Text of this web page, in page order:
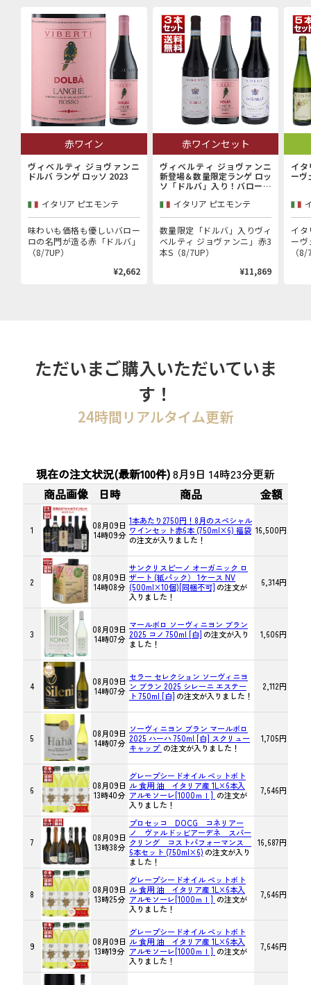
赤ワイン
ヴィベルティ ジョヴァンニ
ドルバ ランゲ ロッソ 2023
イタリア ピエモンテ
味わいも価格も優しいバロー
ロの名門が造る赤「ドルバ」
（8/7UP）
¥2,662
赤ワインセット
ヴィベルティ ジョヴァンニ
新登場＆数量限定ランゲ ロッ
ソ「ドルバ」入り！バローロ
産者「ヴィベルティ ジョヴァ
ンニ」赤3本セット
イタリア ピエモンテ
数量限定「ドルバ」入りヴィ
ベルティ ジョヴァンニ」赤3
本S（8/7UP）
¥11,869
イタ
ーヴ
イタ
ー
（
ただいまご購入いただいていま
す！
24時間リアルタイム更新